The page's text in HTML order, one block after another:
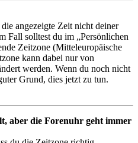
angezeigte Zeit nicht deiner
Fall solltest du im „Persönlichen
Zeitzone (Mitteleuropäische
kann dabei nur von
werden. Wenn du noch nicht
Grund, dies jetzt zu tun.
aber die Forenuhr geht immer